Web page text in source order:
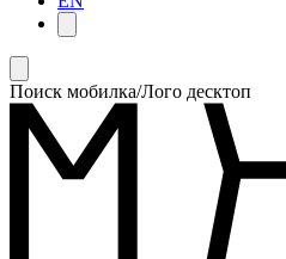
Поиск мобилка/Лого десктоп